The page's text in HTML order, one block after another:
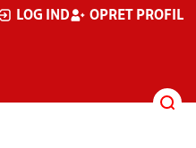
LOG IND OPRET PROFIL